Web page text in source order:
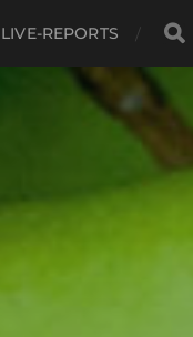
LIVE-REPORTS